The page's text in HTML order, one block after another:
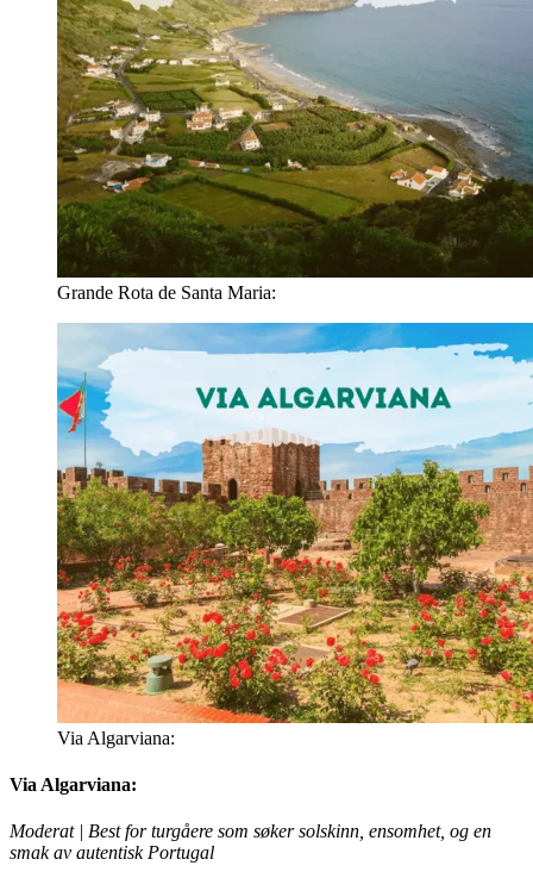
Grande Rota de Santa Maria:
Via Algarviana:
Via Algarviana:
Moderat | Best for turgåere som søker solskinn, ensomhet, og en
smak av autentisk Portugal